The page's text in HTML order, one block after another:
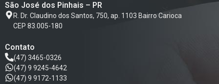
São José dos Pinhais – PR
R. Dr. Claudino dos Santos, 750, ap. 1103 Bairro Carioca
CEP 83.005-180
Contato
(47) 3465-0326
(47) 9 9245-4642
(47) 9 9172-1133